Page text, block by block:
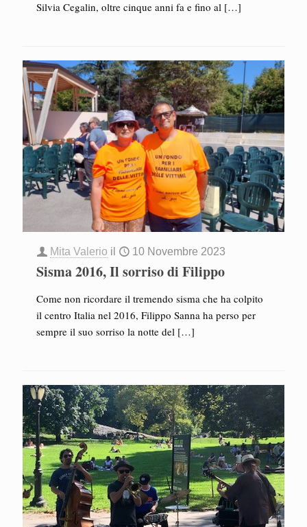
Silvia Cegalin, oltre cinque anni fa e fino al […]
Mita Valerio il 10 Novembre 2023
Sisma 2016, Il sorriso di Filippo
Come non ricordare il tremendo sisma che ha colpito
il centro Italia nel 2016, Filippo Sanna ha perso per
sempre il suo sorriso la notte del […]